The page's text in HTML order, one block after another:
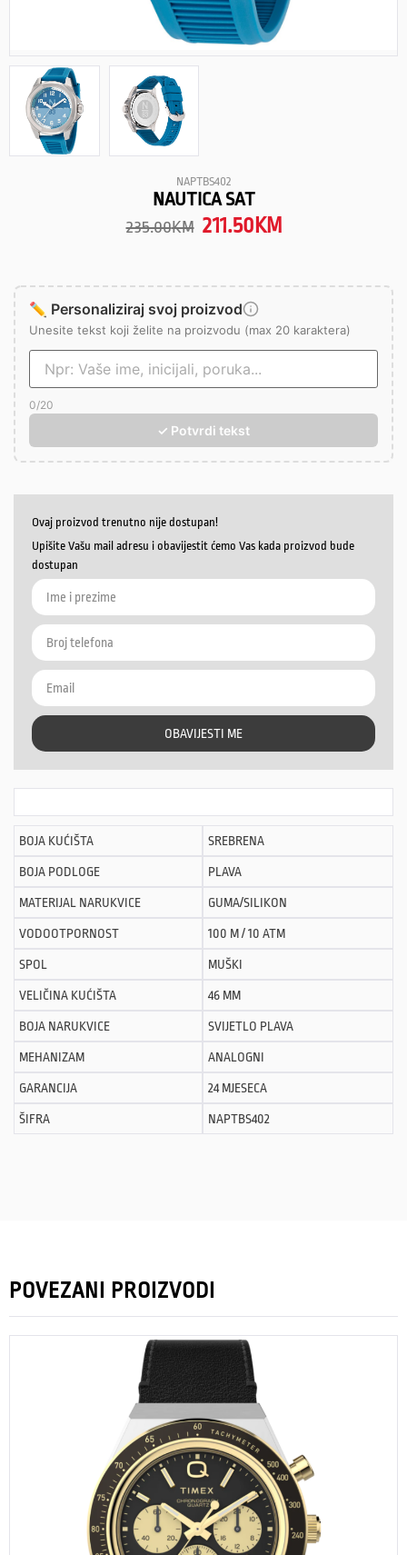
NAPTBS402
NAUTICA SAT
235.00KM 211.50 KM
✏️ Personaliziraj svoj proizvod
Unesite tekst koji želite na proizvodu (max 20 karaktera)
0/20
✓ Potvrdi tekst
Ovaj proizvod trenutno nije dostupan!
Upišite Vašu mail adresu i obavijestit ćemo Vas kada proizvod bude
dostupan
OBAVIJESTI ME
BOJA KUĆIŠTA SREBRENA
BOJA PODLOGE PLAVA
MATERIJAL NARUKVICE GUMA/SILIKON
VODOOTPORNOST 100 M / 10 ATM
SPOL MUŠKI
VELIČINA KUĆIŠTA 46 MM
BOJA NARUKVICE SVIJETLO PLAVA
MEHANIZAM ANALOGNI
GARANCIJA 24 MJESECA
ŠIFRA NAPTBS402
POVEZANI PROIZVODI